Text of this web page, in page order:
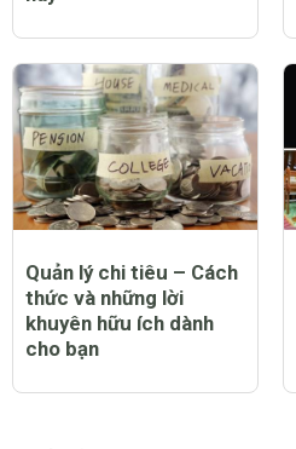
Quản lý chi tiêu – Cách
thức và những lời
khuyên hữu ích dành
cho bạn